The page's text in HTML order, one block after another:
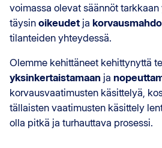
voimassa olevat säännöt
täysin oikeudet ja
tilanteiden yhteydessä.
Olemme kehittäneet kehittynyttä
yksinkertaistamaan ja
korvausvaatimusten käsittelyä,
tällaisten vaatimusten käsittely
olla pitkä ja turhauttava prosessi.